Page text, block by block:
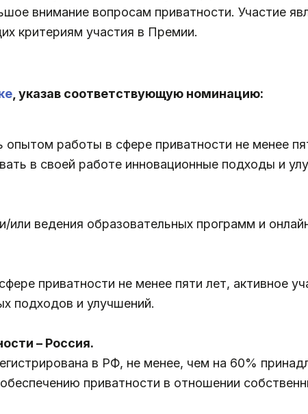
внимание вопросам приватности. Участие
критериям участия в Премии.
, указав соответствующую номинацию:
работы в сфере приватности не менее
в своей работе инновационные подходы и
ведения образовательных программ и
приватности не менее пяти лет, активное
подходов и улучшений.
– Россия.
в РФ, не менее, чем на 60%
приватности в отношении